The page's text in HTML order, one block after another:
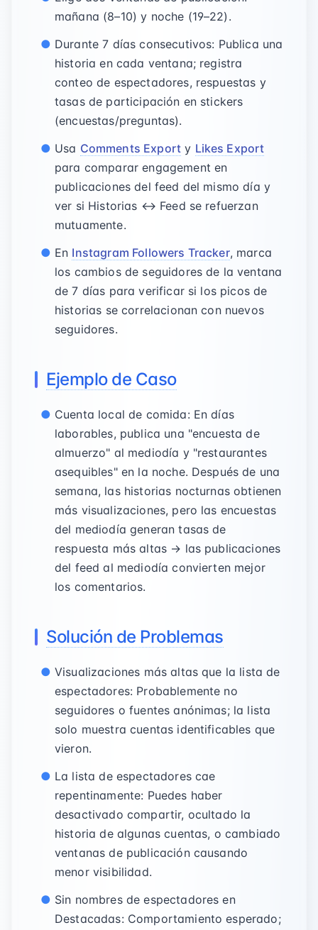
mañana (8–10) y noche (19–22).
Durante 7 días consecutivos: Publica una
historia en cada ventana; registra
conteo de espectadores, respuestas y
tasas de participación en stickers
(encuestas/preguntas).
Usa Comments Export y Likes Export
para comparar engagement en
publicaciones del feed del mismo día y
ver si Historias ↔ Feed se refuerzan
mutuamente.
En Instagram Followers Tracker, marca
los cambios de seguidores de la ventana
de 7 días para verificar si los picos de
historias se correlacionan con nuevos
seguidores.
Ejemplo de Caso
Cuenta local de comida: En días
laborables, publica una "encuesta de
almuerzo" al mediodía y "restaurantes
asequibles" en la noche. Después de una
semana, las historias nocturnas obtienen
más visualizaciones, pero las encuestas
del mediodía generan tasas de
respuesta más altas → las publicaciones
del feed al mediodía convierten mejor
los comentarios.
Solución de Problemas
Visualizaciones más altas que la lista de
espectadores: Probablemente no
seguidores o fuentes anónimas; la lista
solo muestra cuentas identificables que
vieron.
La lista de espectadores cae
repentinamente: Puedes haber
desactivado compartir, ocultado la
historia de algunas cuentas, o cambiado
ventanas de publicación causando
menor visibilidad.
Sin nombres de espectadores en
Destacadas: Comportamiento esperado;